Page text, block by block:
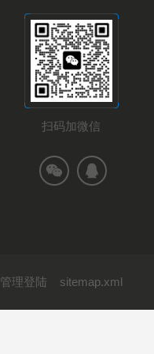
扫码加微信
管理登陆 sitemap.xml